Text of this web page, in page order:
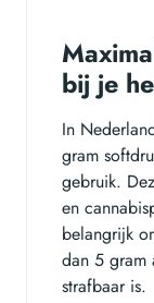
bij je
In
gram
gebruik.
en
belangrijk
dan 5 gram
strafbaar is.